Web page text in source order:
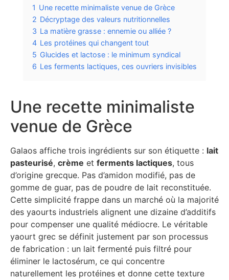
1 Une recette minimaliste venue de Grèce
2 Décryptage des valeurs nutritionnelles
3 La matière grasse : ennemie ou alliée ?
4 Les protéines qui changent tout
5 Glucides et lactose : le minimum syndical
6 Les ferments lactiques, ces ouvriers invisibles
Une recette minimaliste
venue de Grèce
Galaos affiche trois ingrédients sur son étiquette : lait
pasteurisé, crème et ferments lactiques, tous
d’origine grecque. Pas d’amidon modifié, pas de
gomme de guar, pas de poudre de lait reconstituée.
Cette simplicité frappe dans un marché où la majorité
des yaourts industriels alignent une dizaine d’additifs
pour compenser une qualité médiocre. Le véritable
yaourt grec se définit justement par son processus
de fabrication : un lait fermenté puis filtré pour
éliminer le lactosérum, ce qui concentre
naturellement les protéines et donne cette texture